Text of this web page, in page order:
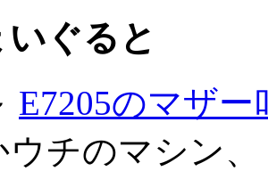
いぐると
E7205のマザー
チのマシン、